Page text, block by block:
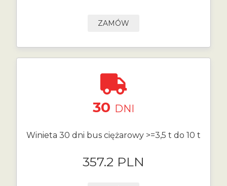
ZAMÓW
30 DNI
Winieta 30 dni bus ciężarowy >=3,5 t do 10 t
357.2 PLN